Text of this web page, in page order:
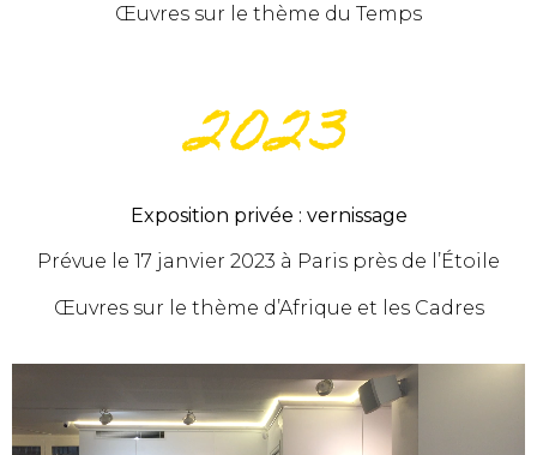
Œuvres sur le thème du Temps
2023
Exposition privée : vernissage
Prévue le 17 janvier 2023 à Paris près de l’Étoile
Œuvres sur le thème d’Afrique et les Cadres